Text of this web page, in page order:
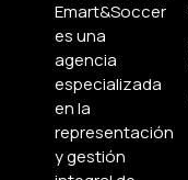
Emart&Soccer
es una
agencia
especializada
en la
representación
y gestión